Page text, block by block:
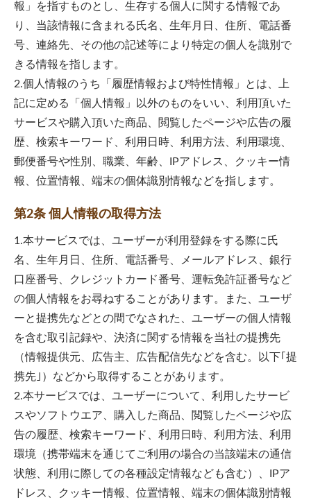
報」を指すものとし、生存する個人に関する情報であ
り、当該情報に含まれる氏名、生年月日、住所、電話番
号、連絡先、その他の記述等により特定の個人を識別で
きる情報を指します。
2.個人情報のうち「履歴情報および特性情報」とは、上
記に定める「個人情報」以外のものをいい、利用頂いた
サービスや購入頂いた商品、閲覧したページや広告の履
歴、検索キーワード、利用日時、利用方法、利用環境、
郵便番号や性別、職業、年齢、IPアドレス、クッキー情
報、位置情報、端末の個体識別情報などを指します。
第2条 個人情報の取得方法
1.本サービスでは、ユーザーが利用登録をする際に氏
名、生年月日、住所、電話番号、メールアドレス、銀行
口座番号、クレジットカード番号、運転免許証番号など
の個人情報をお尋ねすることがあります。また、ユーザ
ーと提携先などとの間でなされた、ユーザーの個人情報
を含む取引記録や、決済に関する情報を当社の提携先
（情報提供元、広告主、広告配信先などを含む。以下｢提
携先｣）などから取得することがあります。
2.本サービスでは、ユーザーについて、利用したサービ
スやソフトウエア、購入した商品、閲覧したページや広
告の履歴、検索キーワード、利用日時、利用方法、利用
環境（携帯端末を通じてご利用の場合の当該端末の通信
状態、利用に際しての各種設定情報なども含む）、IPア
ドレス、クッキー情報、位置情報、端末の個体識別情報